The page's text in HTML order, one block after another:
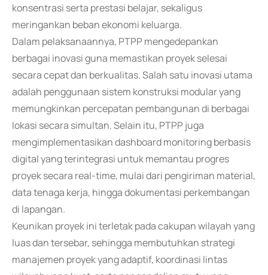
konsentrasi serta prestasi belajar, sekaligus
meringankan beban ekonomi keluarga.
Dalam pelaksanaannya, PTPP mengedepankan
berbagai inovasi guna memastikan proyek selesai
secara cepat dan berkualitas. Salah satu inovasi utama
adalah penggunaan sistem konstruksi modular yang
memungkinkan percepatan pembangunan di berbagai
lokasi secara simultan. Selain itu, PTPP juga
mengimplementasikan dashboard monitoring berbasis
digital yang terintegrasi untuk memantau progres
proyek secara real-time, mulai dari pengiriman material,
data tenaga kerja, hingga dokumentasi perkembangan
di lapangan.
Keunikan proyek ini terletak pada cakupan wilayah yang
luas dan tersebar, sehingga membutuhkan strategi
manajemen proyek yang adaptif, koordinasi lintas